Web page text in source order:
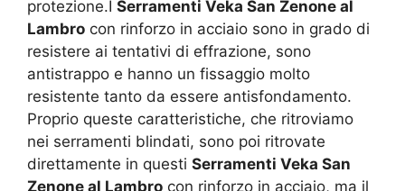
protezione.I Serramenti Veka San Zenone al
Lambro con rinforzo in acciaio sono in grado di
resistere ai tentativi di effrazione, sono
antistrappo e hanno un fissaggio molto
resistente tanto da essere antisfondamento.
Proprio queste caratteristiche, che ritroviamo
nei serramenti blindati, sono poi ritrovate
direttamente in questi Serramenti Veka San
Zenone al Lambro con rinforzo in acciaio, ma il